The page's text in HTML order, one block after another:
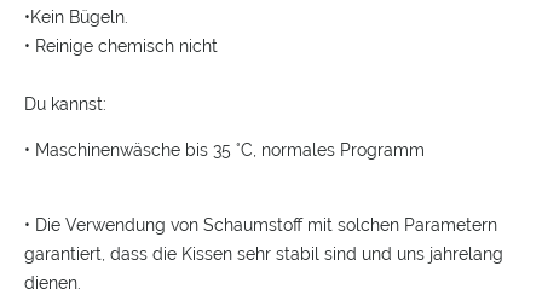
•Kein Bügeln.
• Reinige chemisch nicht
Du kannst:
• Maschinenwäsche bis 35 °C, normales Programm
• Die Verwendung von Schaumstoff mit solchen Parametern
garantiert, dass die Kissen sehr stabil sind und uns jahrelang
dienen.